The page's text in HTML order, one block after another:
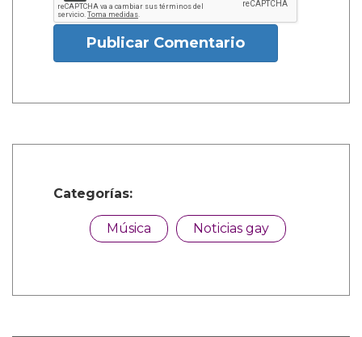
Publicar Comentario
Categorías:
Música Noticias gay